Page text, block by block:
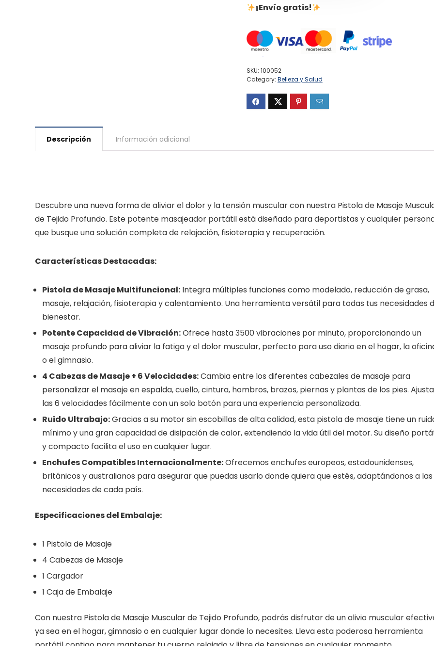
¡Envío gratis!
SKU: 100052
Category: Belleza y Salud
Descripción Información adicional
Descubre una nueva forma de aliviar el dolor y la tensión muscular con nuestra Pistola de Masaje
de Tejido Profundo. Este potente masajeador portátil está diseñado para deportistas y cualquier
que busque una solución completa de relajación, fisioterapia y recuperación.
Características Destacadas:
Pistola de Masaje Multifuncional: Integra múltiples funciones como modelado, reducción de grasa,
masaje, relajación, fisioterapia y calentamiento. Una herramienta versátil para todas tus necesidades
bienestar.
Potente Capacidad de Vibración:Ofrece hasta 3500 vibraciones por minuto, proporcionando un
masaje profundo para aliviar la fatiga y el dolor muscular, perfecto para uso diario en el hogar, la
o el gimnasio.
4 Cabezas de Masaje + 6 Velocidades:Cambia entre los diferentes cabezales de masaje para
personalizar el masaje en espalda, cuello, cintura, hombros, brazos, piernas y plantas de los pies. Ajusta
las 6 velocidades fácilmente con un solo botón para una experiencia personalizada.
Ruido Ultrabajo:Gracias a su motor sin escobillas de alta calidad, esta pistola de masaje tiene un
mínimo y una gran capacidad de disipación de calor, extendiendo la vida útil del motor. Su diseño
y compacto facilita el uso en cualquier lugar.
Enchufes Compatibles Internacionalmente:Ofrecemos enchufes europeos, estadounidenses,
británicos y australianos para asegurar que puedas usarlo donde quiera que estés, adaptándonos a las
necesidades de cada país.
Especificaciones del Embalaje:
1 Pistola de Masaje
4 Cabezas de Masaje
1 Cargador
1 Caja de Embalaje
Con nuestra Pistola de Masaje Muscular de Tejido Profundo, podrás disfrutar de un alivio muscular
ya sea en el hogar, gimnasio o en cualquier lugar donde lo necesites. Lleva esta poderosa herramienta